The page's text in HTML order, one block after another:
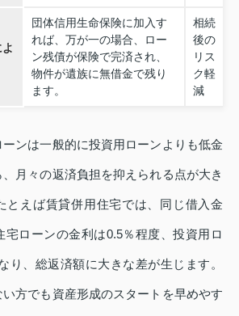
団体信用生命保険に加入す
れば、万が一の場合、ロー
ン残債が保険で完済され、
物件が遺族に無借金で残り
ます。
相続
後の
リス
ク軽
減
ンは一般的に投資用ローンよりも低金
月々の返済負担を抑えられる点が大き
とえば賃貸併用住宅では、同じ借入金
宅ローンの金利は0.5％程度、投資用ロ
り、総返済額に大きな差が生じます。
方でも資産形成のスタートを早めやす